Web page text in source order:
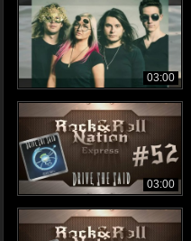
03:00
03:00